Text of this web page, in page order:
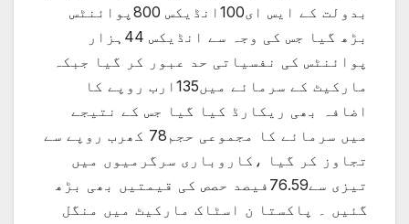
بدولت کے ایس ای100انڈیکس 800پوائنٹس
بڑھ گیا جس کی وجہ سے انڈیکس 44ہزار
پوائنٹس کی نفسیاتی حد عبور کر گیا جبکہ
مارکیٹ کے سرمائے میں135ارب روپے کا
اضافہ بھی ریکارڈ کیا گیا جس کے نتیجے
میں سرمائے کا مجموعی حجم78 کھرب روپے سے
تجاوز کر گیا ،کاروباری سرگرمیوں میں
تیزی سے76.59فیصد حصص کی قیمتیں بھی بڑھ
گئیں ۔ پاکستا ن اسٹاک مارکیٹ میں منگل